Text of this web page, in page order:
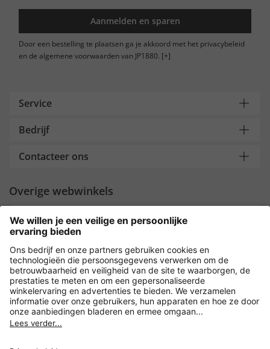
Aanmelden en sparen
Door een bestelling te plaatsen ga je akkoord met het privacybeleid
en de algemene voorwaarden van JP1880. [+]
Service
Bedrijf
Contacteer ons
Overige webwinkels
Nederland
Payment and Delivery
Versleuteling met